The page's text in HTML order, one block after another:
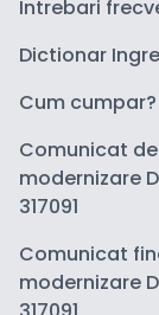
Intrebari
Dictionar
Cum cumpar?
Comunicat
modernizare
317091
Comunicat
modernizare